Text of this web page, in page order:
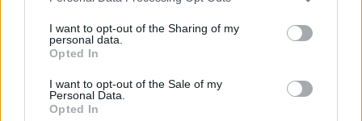
I want to opt-out of the Sharing of my
personal data.
Opted In
I want to opt-out of the Sale of my
Personal Data.
Opted In